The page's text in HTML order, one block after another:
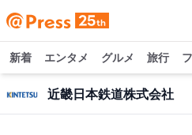
新着 エンタメ グルメ 旅行
近畿日本鉄道株式会社